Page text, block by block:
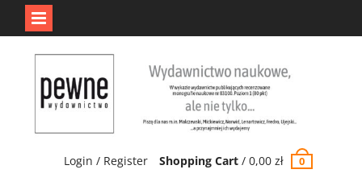
Login / Register Shopping Cart /0,00zł 0